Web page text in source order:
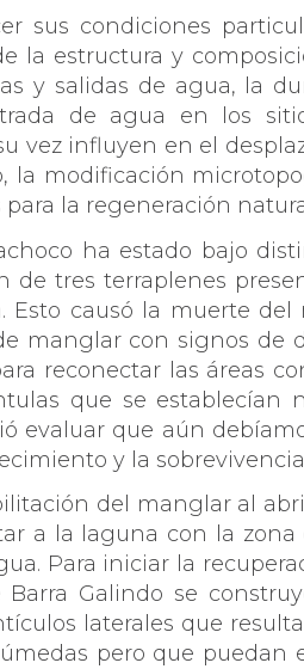
sus condiciones
la estructura y
y salidas de agua, la
de agua en los
vez influyen en el
la modificación
la regeneración
ha estado bajo
tres terraplenes
causó la muerte
manglar con signos de
reconectar las áreas
que se
evaluar que aún
y la
del manglar al
a la laguna con la
Para iniciar la
Galindo se
laterales que
pero que puedan